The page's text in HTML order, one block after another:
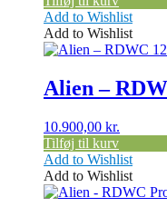
Add to Wishlist
Add to Wishlist
Alien –
10.900,00 kr.
Tilføj til kurv
Add to Wishlist
Add to Wishlist